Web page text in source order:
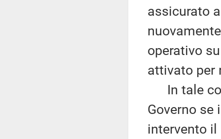
assicurato
operativo
attivato per
In tale
Governo
intervento